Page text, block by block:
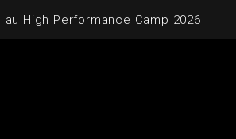
High Performance Camp 2026